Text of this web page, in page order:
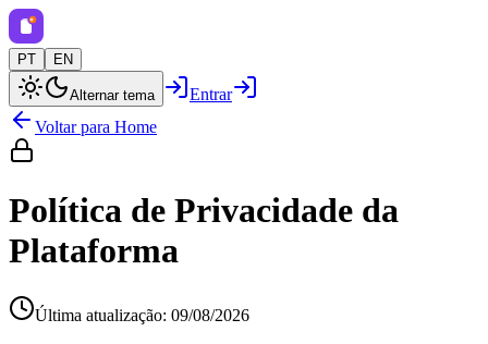
PT EN
Alternar tema
Entrar
Voltar para Home
Política de Privacidade da
Plataforma
Última atualização: 09/08/2026